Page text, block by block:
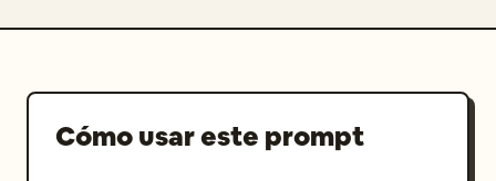
Cómo usar este prompt